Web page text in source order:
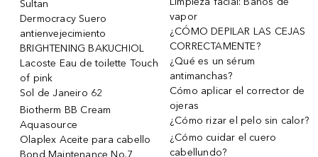
Sultan
Dermocracy Suero
antienvejecimiento
BRIGHTENING BAKUCHIOL
Lacoste Eau de toilette Touch
of pink
Sol de Janeiro 62
Biotherm BB Cream
Aquasource
Olaplex Aceite para cabello
Bond Maintenance No.7
vapor
¿CÓMO DEPILAR LAS CEJAS
CORRECTAMENTE?
¿Qué es un sérum
antimanchas?
Cómo aplicar el corrector de
ojeras
¿Cómo rizar el pelo sin calor?
¿Cómo cuidar el cuero
cabellundo?